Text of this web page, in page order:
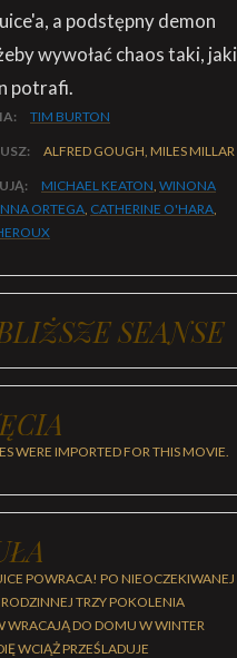
a podstępny demon
wywołać chaos taki, jaki
potrafi.
TIM BURTON
ALFRED GOUGH, MILES MILLAR
MICHAEL KEATON, WINONA
ORTEGA, CATHERINE O'HARA,
SEANSE
WERE IMPORTED FOR THIS MOVIE.
POWRACA! PO NIEOCZEKIWANEJ
TRZY POKOLENIA
WRACAJĄ DO DOMU W WINTER
WCIĄŻ PRZEŚLADUJE